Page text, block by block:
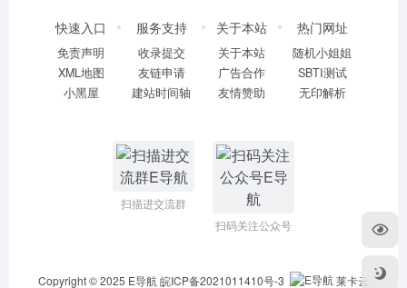
快速入口
免责声明
XML地图
小黑屋
服务支持
收录提交
友链申请
建站时间轴
关于本站
关于本站
广告合作
友情赞助
热门网址
随机小姐姐
SBTI测试
无印解析
扫描进交流群
扫码关注公众号
Copyright © 2025 E导航皖ICP备2021011410号-3 莱卡云